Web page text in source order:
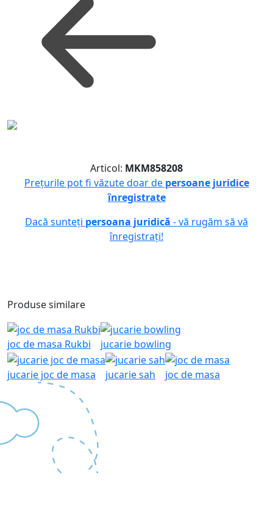
Articol: MKM858208
Prețurile pot fi văzute doar de persoane juridice
înregistrate
Dacă sunteți persoana juridică - vă rugăm să vă
înregistrați!
Produse similare
joc de masa Rukbi jucarie bowling
jucarie joc de masa jucarie sah joc de masa